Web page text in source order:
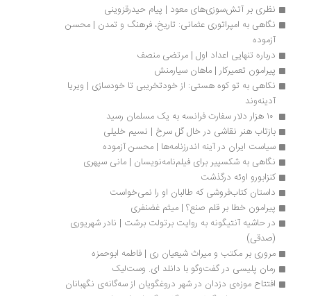
نظری بر آتش‌سوزی‌های معود | پیام حیدرقزوینی
نگاهی به امپراتوری عثمانی: تاریخ، فرهنگ و تمدن | محسن
درباره تنهایی اعداد اول | مرتضی منصف
پیرامون تعمیرکار | ماهان سیارمنش
نکاهی به تو کوه هستی: از خودتخریبی تا خودسازی | ویریا
آدینه‌وند
بازتاب هنر نقاشی در خال گل سرخ | نسیم خلیلی
سیاست ایران در آینه اندرزنامه‌ها | محسن آزموده
نگاهی به شکسپیر برای فیلم‌نامه‌نویسان | مانی سپهری
کنزابورو اوئه درگذشت
داستان کتاب‌فروشی که طالبان او را نمی‌خواست
پیرامون خطا بر قلم صنع؟ | میثم غضنفری
در حاشیه آنتیگونه به روایت برتولت برشت | نادر شهریوری
(صدقی)
مروری بر مکتب و میراث شیعیان ری | فاطمه ابوحمزه
رمان پلیسی در گفت‌وگو با دانلد ای. وست‌لیک
افتتاح موزه‌ی دزدان در شهر دروغگویان از سه‌گانه‌ی نگهبانان